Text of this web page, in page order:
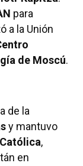
para
a la Unión
de Moscú.
de la
y mantuvo
,
en